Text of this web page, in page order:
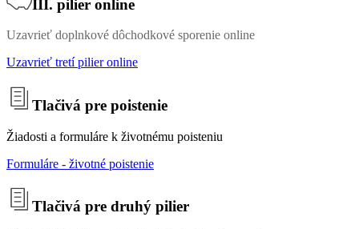
III. pilier online
Uzavrieť doplnkové dôchodkové sporenie online
Uzavrieť tretí pilier online
Tlačivá pre poistenie
Žiadosti a formuláre k životnému poisteniu
Formuláre - životné poistenie
Tlačivá pre druhý pilier